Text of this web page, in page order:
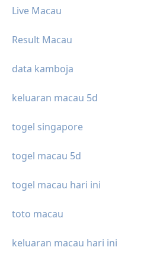
Live Macau
Result Macau
data kamboja
keluaran macau 5d
togel singapore
togel macau 5d
togel macau hari ini
toto macau
keluaran macau hari ini